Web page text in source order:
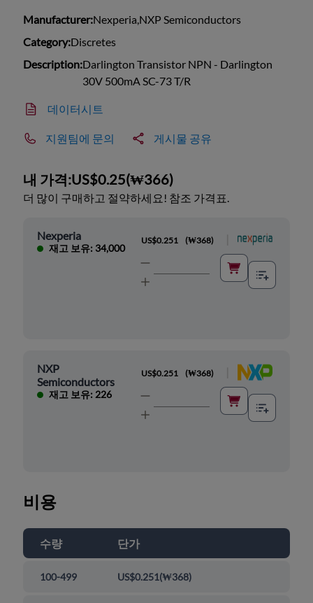
Manufacturer:Nexperia,NXP Semiconductors
Category:Discretes
Description:Darlington Transistor NPN - Darlington
30V 500mA SC-73 T/R
데이터시트
지원팀에 문의 게시물 공유
내 가격:US$0.25(₩366)
더 많이 구매하고 절약하세요! 참조 가격표.
Nexperia
재고 보유: 34,000
US$0.251 (₩368)
NXP
Semiconductors
재고 보유: 226
US$0.251 (₩368)
비용
수량 단가
100-499 US$0.251(₩368)